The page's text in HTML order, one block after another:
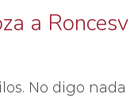
a
No digo